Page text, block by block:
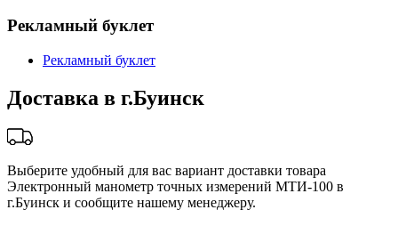
Рекламный буклет
Рекламный буклет
Доставка в г.Буинск
Выберите удобный для вас вариант доставки товара
Электронный манометр точных измерений МТИ-100 в
г.Буинск и сообщите нашему менеджеру.